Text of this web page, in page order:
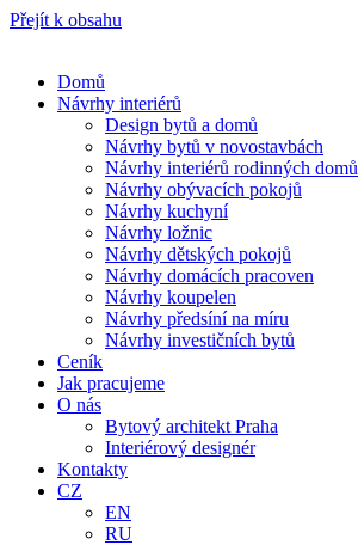
Přejít k obsahu
Domů
Návrhy interiérů
Design bytů a domů
Návrhy bytů v novostavbách
Návrhy interiérů rodinných domů
Návrhy obývacích pokojů
Návrhy kuchyní
Návrhy ložnic
Návrhy dětských pokojů
Návrhy domácích pracoven
Návrhy koupelen
Návrhy předsíní na míru
Návrhy investičních bytů
Ceník
Jak pracujeme
O nás
Bytový architekt Praha
Interiérový designér
Kontakty
CZ
EN
RU